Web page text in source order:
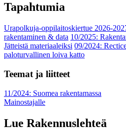
Tapahtumia
Urapolkuja-oppilaitoskiertue 2026-
rakentaminen & data 10/2025:
Jätteistä materiaaleiksi 09/2024:
paloturvallinen loiva katto
Teemat ja liitteet
11/2024: Suomea rakentamassa
Mainostajalle
Lue Rakennuslehteä